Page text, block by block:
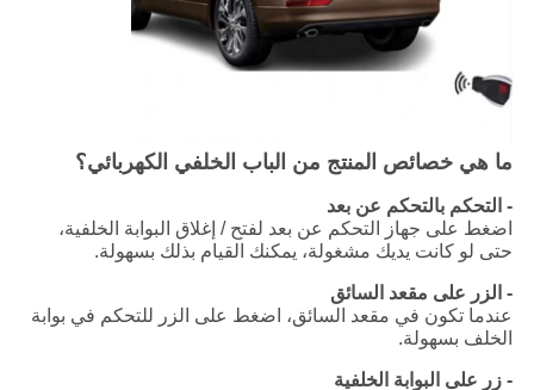
ما هي خصائص المنتج من الباب الخلفي الكهربائي؟
- التحكم بالتحكم عن بعد
اضغط على جهاز التحكم عن بعد لفتح / إغلاق البوابة الخلفية،
حتى لو كانت يديك مشغولة، يمكنك القيام بذلك بسهولة.
- الزر على مقعد السائق
عندما تكون في مقعد السائق، اضغط على الزر للتحكم في بوابة
الخلف بسهولة.
- زر على البوابة الخلفية